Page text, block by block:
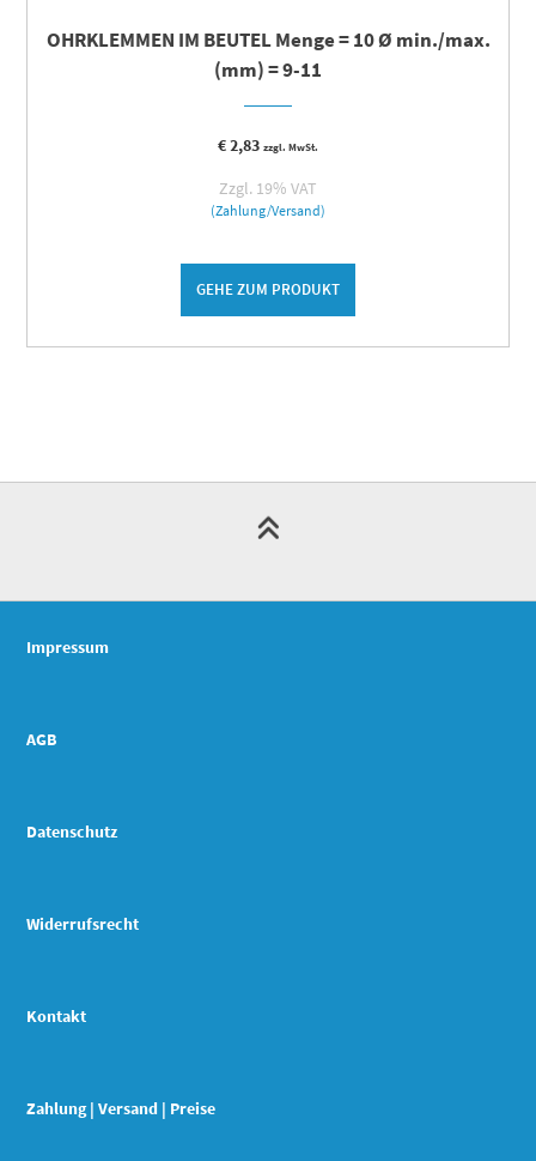
OHRKLEMMEN IM BEUTEL Menge = 10 Ø min./max.
(mm) = 9-11
€2,83 zzgl. MwSt.
Zzgl. 19% VAT
(Zahlung/Versand)
GEHE ZUM PRODUKT
Impressum
AGB
Datenschutz
Widerrufsrecht
Kontakt
Zahlung | Versand | Preise